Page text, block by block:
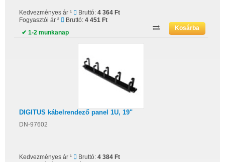
Kedvezményes ár ¹ Bruttó: 4 364 Ft
Fogyasztói ár ²
Bruttó: 4 451 Ft
✔ 1-2 munkanap
DIGITUS kábelrendező panel 1U, 19"
DN-97602
Kedvezményes ár ¹ Bruttó: 4 384 Ft